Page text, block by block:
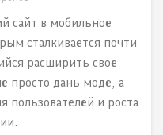
сайт в мобильное
сталкивается почти
расширить свое
просто дань моде, а
пользователей и роста